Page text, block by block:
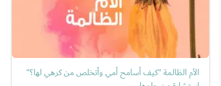
الأم الظالمة "كيف أسامح أمي وأتخلص من كرهي لها؟"